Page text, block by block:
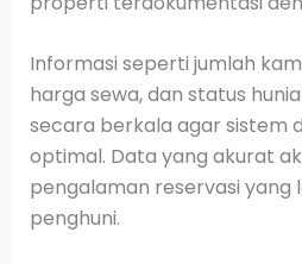
Informasi seperti jumlah
harga sewa, dan status
secara berkala agar sistem
optimal. Data yang akurat
pengalaman reservasi yang
penghuni.